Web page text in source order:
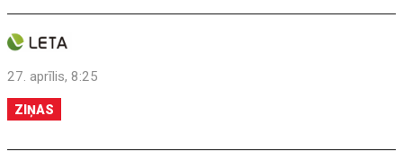
27. aprīlis, 8:25
ZIŅAS